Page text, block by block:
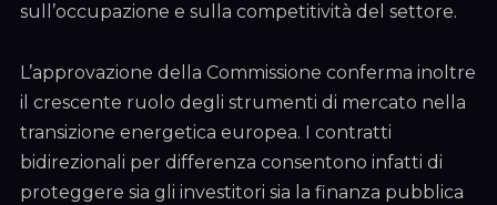
sull’occupazione e sulla competitività del settore.
L’approvazione della Commissione conferma inoltre
il crescente ruolo degli strumenti di mercato nella
transizione energetica europea. I contratti
bidirezionali per differenza consentono infatti di
proteggere sia gli investitori sia la finanza pubblica